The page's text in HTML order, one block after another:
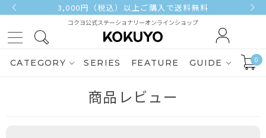
3,000円（税込）以上ご購入で送料無料
コクヨ公式ステーショナリーオンラインショップ
CATEGORY SERIES FEATURE GUIDE 0
商品レビュー